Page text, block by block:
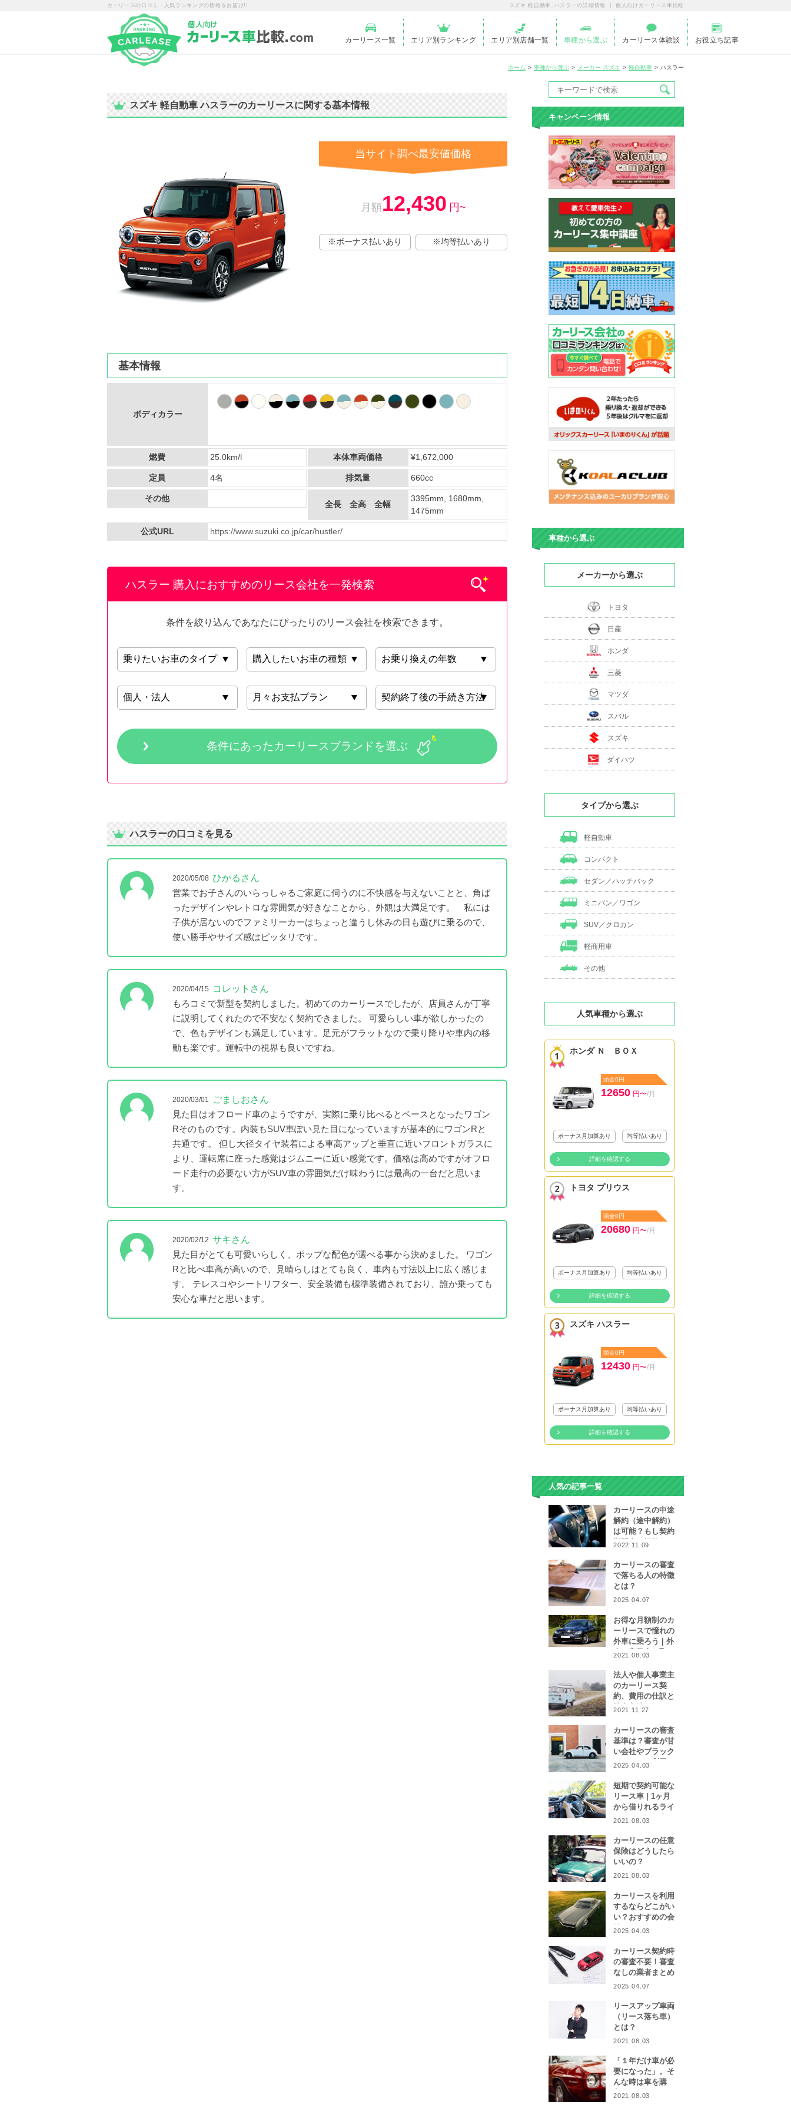
カーリースの口コミ・人気ランキングの情報をお届け!! スズキ 軽自動車_ハスラーの詳細情報 ｜ 個人向けカーリース車比較
カーリース一覧 エリア別ランキング エリア別店舗一覧 車種から選ぶ カーリース体験談 お役立ち記事
ホーム 車種から選ぶ メーカー スズキ 軽自動車 ハスラー
スズキ 軽自動車 ハスラーのカーリースに関する基本情報
当サイト調べ最安値価格
月額12,430 円~
※ボーナス払いあり ※均等払いあり
基本情報
ボディカラー
燃費 25.0km/l
定員 4名
その他
本体車両価格 ¥1,672,000
排気量 660cc
全長 全高 全幅
3395mm, 1680mm,
1475mm
公式URL https://www.suzuki.co.jp/car/hustler/
ハスラー 購入におすすめのリース会社を一発検索
条件を絞り込んであなたにぴったりのリース会社を検索できます。
条件にあったカーリースブランドを選ぶ
ハスラーの口コミを見る
2020/05/08 ひかるさん
営業でお子さんのいらっしゃるご家庭に伺うのに不快感を与えないことと、角ば
ったデザインやレトロな雰囲気が好きなことから、外観は大満足です。 私には
子供が居ないのでファミリーカーはちょっと違うし休みの日も遊びに乗るので、
使い勝手やサイズ感はピッタリです。
2020/04/15
コレットさん
もろコミで新型を契約しました。初めてのカーリースでしたが、店員さんが丁寧
に説明してくれたので不安なく契約できました。 可愛らしい車が欲しかったの
で、色もデザインも満足しています。足元がフラットなので乗り降りや車内の移
動も楽です。運転中の視界も良いですね。
2020/03/01
ごましおさん
見た目はオフロード車のようですが、実際に乗り比べるとベースとなったワゴン
Rそのものです。内装もSUV車ぽい見た目になっていますが基本的にワゴンRと
共通です。 但し大径タイヤ装着による車高アップと垂直に近いフロントガラスに
より、運転席に座った感覚はジムニーに近い感覚です。価格は高めですがオフロ
ード走行の必要ない方がSUV車の雰囲気だけ味わうには最高の一台だと思いま
す。
2020/02/12 サキさん
見た目がとても可愛いらしく、ポップな配色が選べる事から決めました。 ワゴン
Rと比べ車高が高いので、見晴らしはとても良く、車内も寸法以上に広く感じま
す。 テレスコやシートリフター、安全装備も標準装備されており、誰か乗っても
安心な車だと思います。
キャンペーン情報
車種から選ぶ
メーカーから選ぶ
トヨタ
日産
ホンダ
三菱
マツダ
スバル
スズキ
ダイハツ
タイプから選ぶ
軽自動車
コンパクト
セダン／ハッチバック
ミニバン／ワゴン
SUV／クロカン
軽商用車
その他
人気車種から選ぶ
ホンダ Ｎ ＢＯＸ
頭金0円
12650 円〜/月
ボーナス月加算あり 均等払いあり
詳細を確認する
トヨタ プリウス
頭金0円
20680 円〜/月
ボーナス月加算あり 均等払いあり
詳細を確認する
スズキ ハスラー
頭金0円
12430 円〜/月
ボーナス月加算あり 均等払いあり
詳細を確認する
人気の記事一覧
カーリースの中途
解約（途中解約）
は可能？もし契約
期間中に解約をし
なったら…
2022.11.09
カーリースの審査
で落ちる人の特徴
とは？
2025.04.07
お得な月額制のカ
ーリースで憧れの
外車に乗ろう | 外
車や高級車を取り
者をご紹介！
2021.08.03
法人や個人事業主
のカーリース契
約、費用の仕訳と
計上方法は？
2021.11.27
カーリースの審査
基準は？審査が甘
い会社やブラック
リストでも利用で
2025.04.03
短期で契約可能な
リース車 | 1ヶ月
から借りれるライ
フスタイルに合わ
集
2021.08.03
カーリースの任意
保険はどうしたら
いいの？
2021.08.03
カーリースを利用
するならどこがい
い？おすすめの会
社をピックアッ
2025.04.03
カーリース契約時
の審査不要！審査
なしの業者まとめ
2025.04.07
リースアップ車両
（リース落ち車）
とは？
2021.08.03
「１年だけ車が必
要になった」。そ
んな時は車を購
入？カーリース？
2021.08.03